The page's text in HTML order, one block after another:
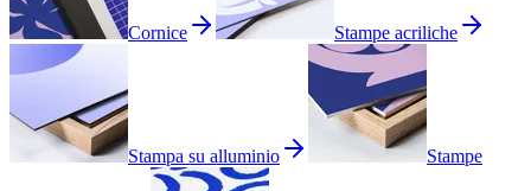
Cornice Stampe acriliche
Stampa su alluminio Stampe